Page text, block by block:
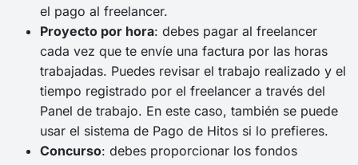
el pago al freelancer.
Proyecto por hora: debes pagar al freelancer
cada vez que te envíe una factura por las horas
trabajadas. Puedes revisar el trabajo realizado y el
tiempo registrado por el freelancer a través del
Panel de trabajo. En este caso, también se puede
usar el sistema de Pago de Hitos si lo prefieres.
Concurso: debes proporcionar los fondos